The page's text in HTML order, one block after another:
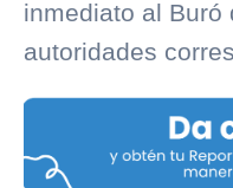
inmediato al Buró
autoridades